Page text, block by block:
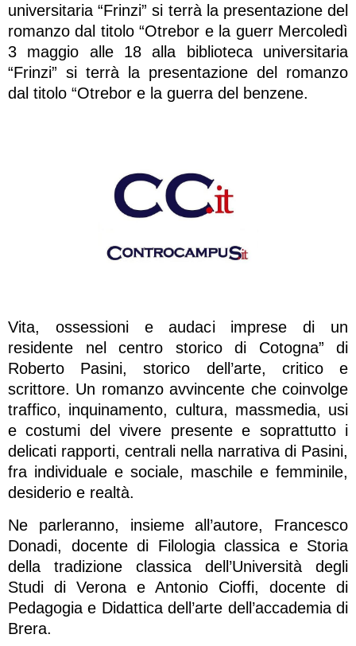
universitaria “Frinzi” si terrà la presentazione del
romanzo dal titolo “Otrebor e la guerr Mercoledì
3 maggio alle 18 alla biblioteca universitaria
“Frinzi” si terrà la presentazione del romanzo
dal titolo “Otrebor e la guerra del benzene.
Vita, ossessioni e audaci imprese di un
residente nel centro storico di Cotogna” di
Roberto Pasini, storico dell’arte, critico e
scrittore. Un romanzo avvincente che coinvolge
traffico, inquinamento, cultura, massmedia, usi
e costumi del vivere presente e soprattutto i
delicati rapporti, centrali nella narrativa di Pasini,
fra individuale e sociale, maschile e femminile,
desiderio e realtà.
Ne parleranno, insieme all’autore, Francesco
Donadi, docente di Filologia classica e Storia
della tradizione classica dell’Università degli
Studi di Verona e Antonio Cioffi, docente di
Pedagogia e Didattica dell’arte dell’accademia di
Brera.